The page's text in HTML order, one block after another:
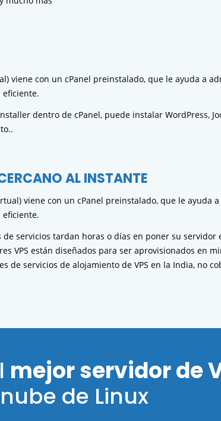
viene con un cPanel preinstalado, que le ayuda a
dentro de cPanel, puede instalar WordPress,
AL INSTANTE
viene con un cPanel preinstalado, que le ayuda
servicios tardan horas o días en poner su servidor
VPS están diseñados para ser aprovisionados en
de servicios de alojamiento de VPS en la India, no
mejor servidor de
de Linux